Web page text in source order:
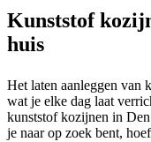
Kunststof
huis
Het laten aanleggen van
wat je elke dag laat
kunststof kozijnen in
je naar op zoek bent,